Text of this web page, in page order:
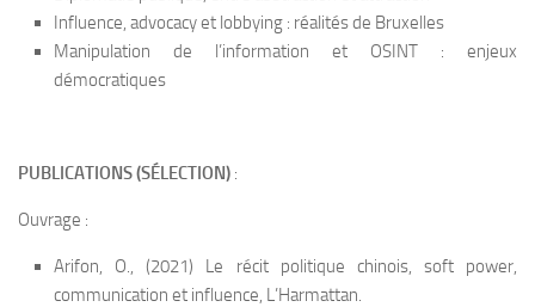
Influence, advocacy et lobbying : réalités de Bruxelles
Manipulation de l’information et OSINT : enjeux
démocratiques
PUBLICATIONS (SÉLECTION) :
Ouvrage :
Arifon, O., (2021) Le récit politique chinois, soft power,
communication et influence, L’Harmattan.